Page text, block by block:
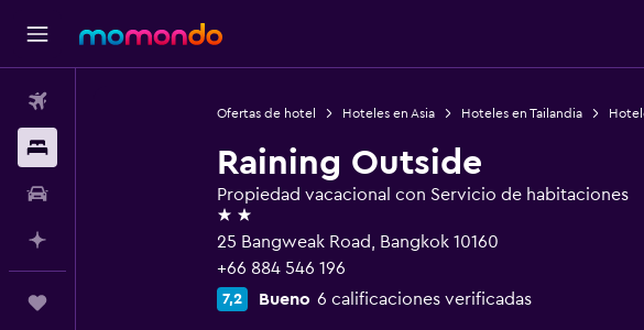
Ofertas de hotel Hoteles en Asia Hoteles en Tailandia
Raining Outside
Propiedad vacacional con Servicio de habitaciones
2 estrellas
25 Bangweak Road, Bangkok 10160
+66 884 546 196
7,2 Bueno 6 calificaciones verificadas